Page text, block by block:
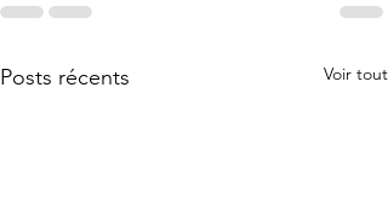
Posts récents Voir tout